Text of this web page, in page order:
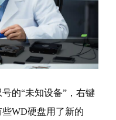
的“未知设备”，右键
WD硬盘用了新的